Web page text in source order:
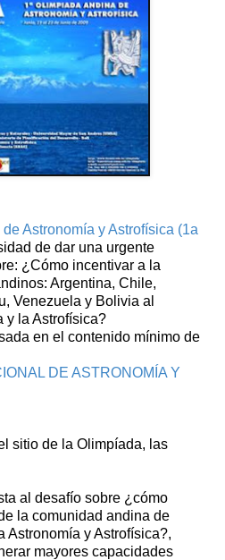
Astronomía y Astrofísica (1a
de dar una urgente
¿Cómo incentivar a la
Argentina, Chile,
Venezuela y Bolivia al
y la Astrofísica?
en el contenido mínimo de
DE ASTRONOMÍA Y
sitio de la Olimpíada, las
al desafío sobre ¿cómo
la comunidad andina de
Astronomía y Astrofísica?,
mayores capacidades